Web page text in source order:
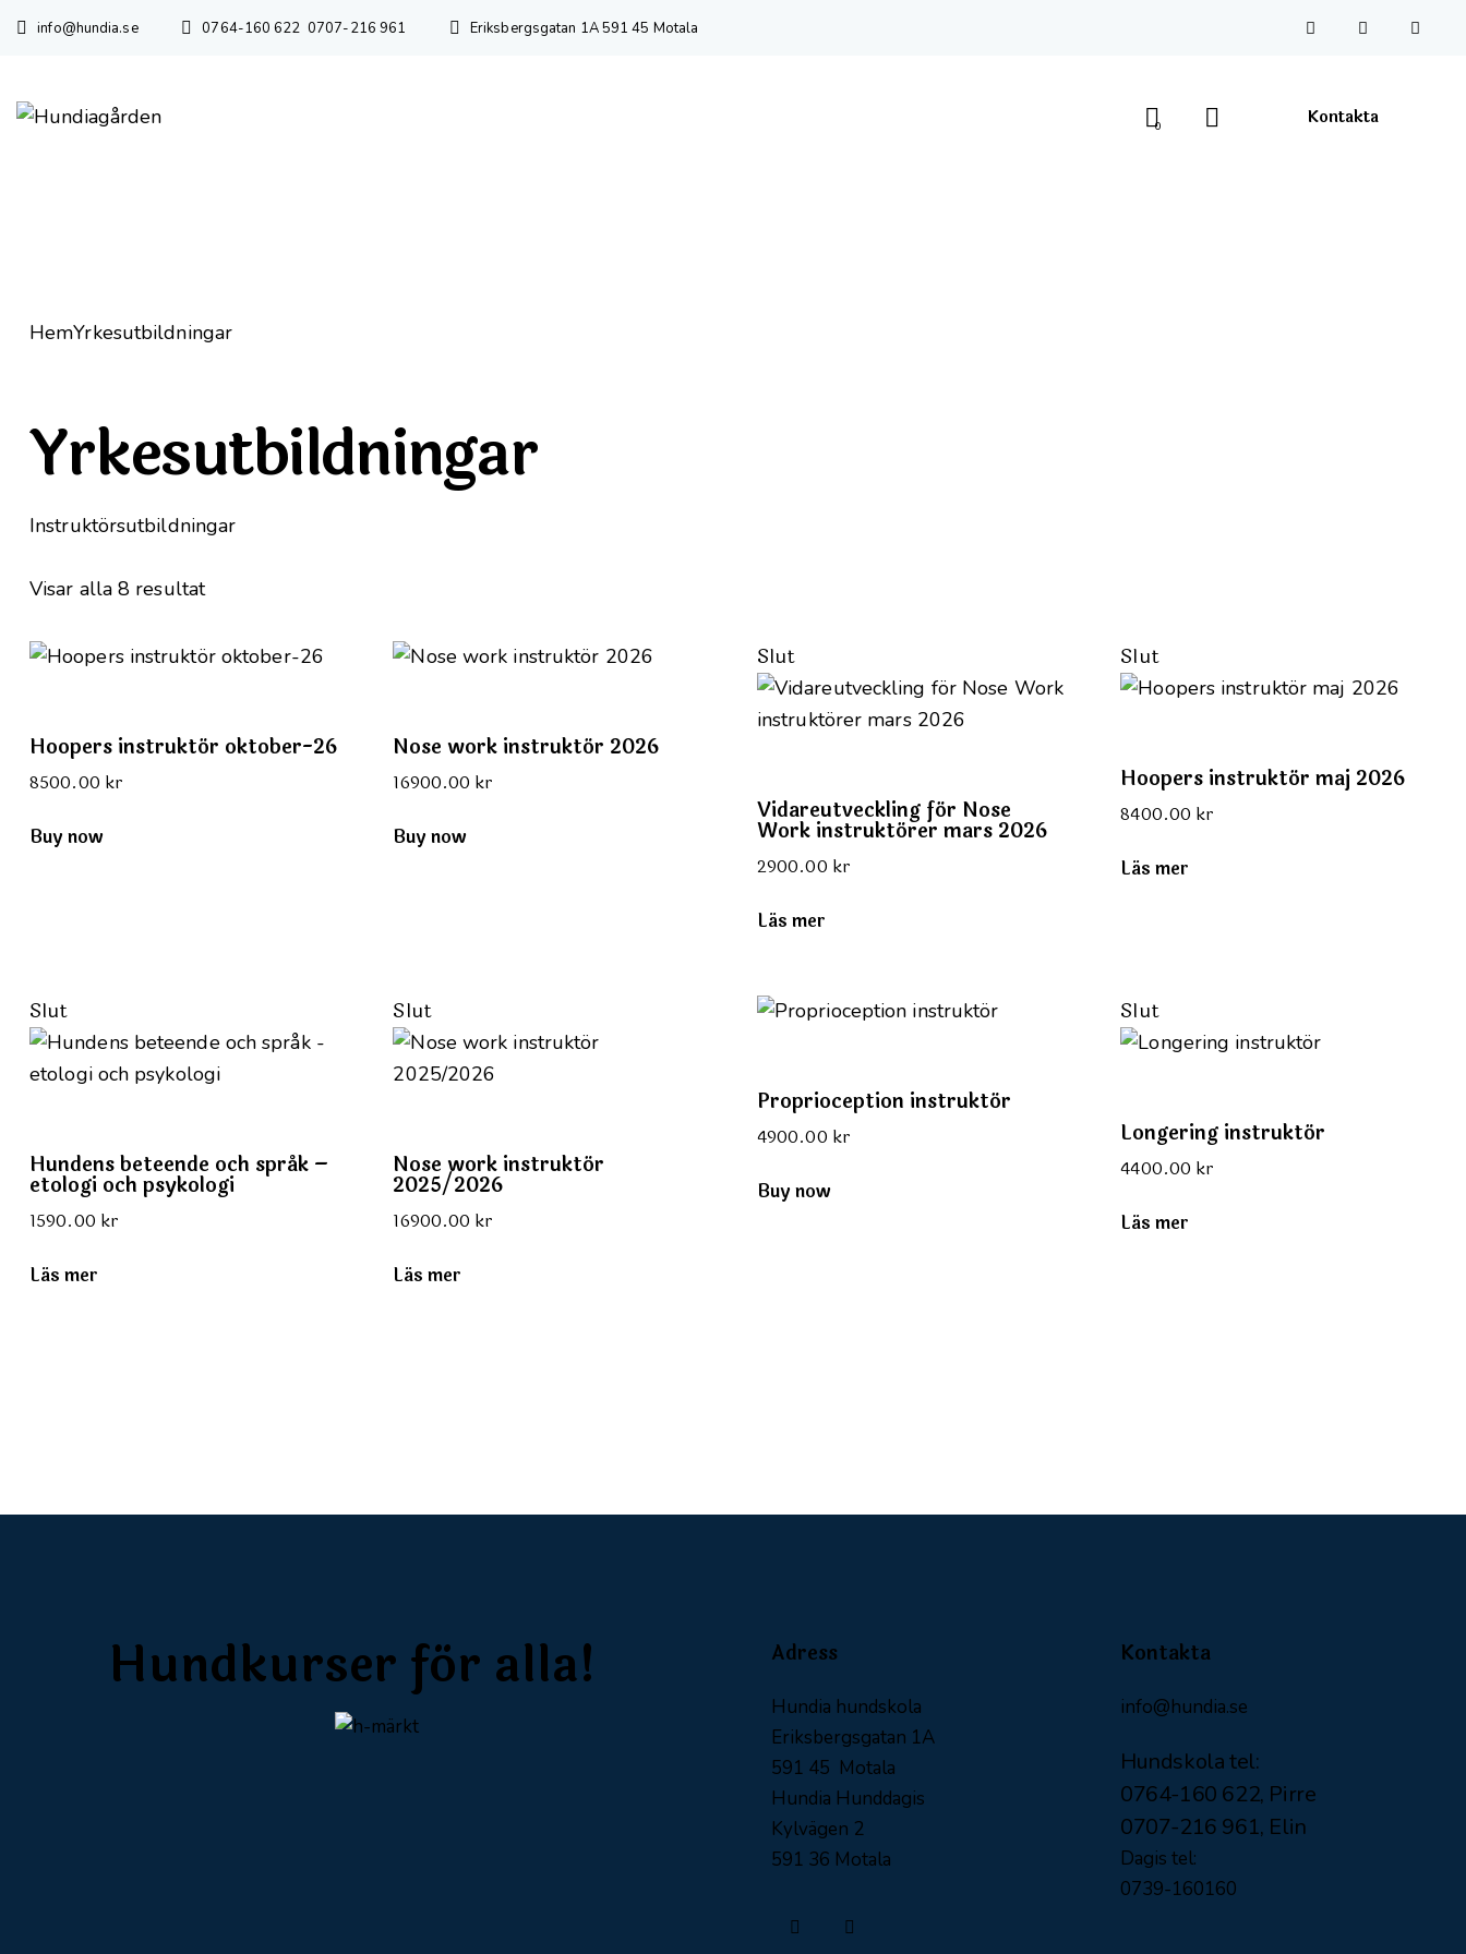
info@hundia.se 0764-160 622 0707-216 961 Eriksbergsgatan 1A 591 45 Motala
0 Kontakta
HemYrkesutbildningar
Yrkesutbildningar
Instruktörsutbildningar
Visar alla 8 resultat
Hoopers instruktör oktober-26
8500.00 kr
Buy now
Nose work instruktör 2026
16900.00 kr
Buy now
Slut
Vidareutveckling för Nose
Work instruktörer mars 2026
2900.00 kr
Läs mer
Slut
Hoopers instruktör maj 2026
8400.00 kr
Läs mer
Slut
Hundens beteende och språk –
etologi och psykologi
1590.00 kr
Läs mer
Slut
Nose work instruktör
2025/2026
16900.00 kr
Läs mer
Proprioception instruktör
4900.00 kr
Buy now
Slut
Longering instruktör
4400.00 kr
Läs mer
Hundkurser för alla! Adress
Hundia hundskola
Eriksbergsgatan 1A
591 45 Motala
Hundia Hunddagis
Kylvägen 2
591 36 Motala
Kontakta
info@hundia.se
Hundskola tel:
0764-160 622, Pirre
0707-216 961, Elin
Dagis tel:
0739-160160